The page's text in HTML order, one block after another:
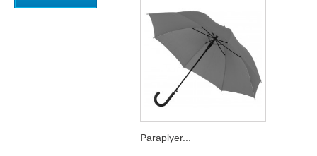
Paraplyer...